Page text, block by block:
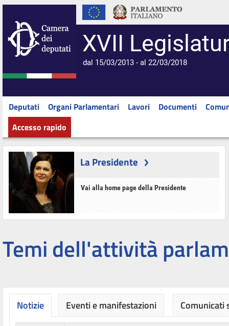
XVII
dal 15/03/2013 - al 22/03/2018
Deputati Organi Parlamentari Lavori Documenti
Accesso rapido
La Presidente
Vai alla home page della Presidente
Temi dell'attività
Notizie Eventi e manifestazioni Comunicati